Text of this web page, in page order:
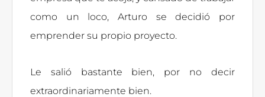
como un loco, Arturo se decidió por
emprender su propio proyecto.
Le salió bastante bien, por no decir
extraordinariamente bien.